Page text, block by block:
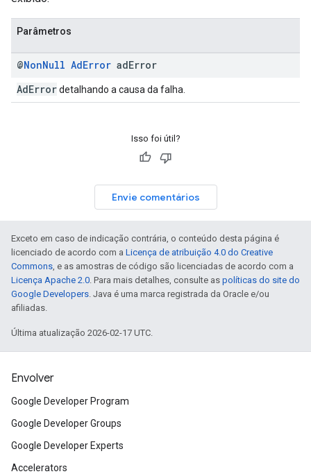
Parâmetros
@NonNull AdError adError
AdErrordetalhando a causa da falha.
Isso foi útil?
Envie comentários
Exceto em caso de indicação contrária, o conteúdo desta página é
licenciado de acordo com a Licença de atribuição 4.0 do Creative
Commons, e as amostras de código são licenciadas de acordo com a
Licença Apache 2.0. Para mais detalhes, consulte as políticas do site do
Google Developers. Java é uma marca registrada da Oracle e/ou
afiliadas.
Última atualização 2026-02-17 UTC.
Envolver
Google Developer Program
Google Developer Groups
Google Developer Experts
Accelerators